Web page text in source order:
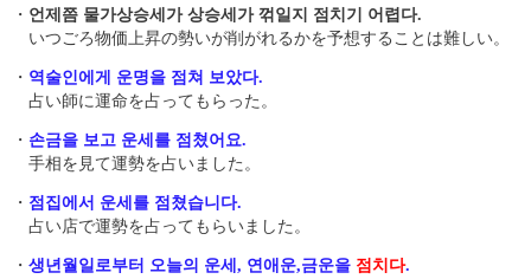
・ 언제쯤 물가상승세가 상승세가 꺾일지 점치기 어렵다.
いつごろ物価上昇の勢いが削がれるかを予想することは難しい。
・ 역술인에게 운명을 점쳐 보았다.
占い師に運命を占ってもらった。
・ 손금을 보고 운세를 점쳤어요.
手相を見て運勢を占いました。
・ 점집에서 운세를 점쳤습니다.
占い店で運勢を占ってもらいました。
・ 생년월일로부터 오늘의 운세, 연애운,금운을 점치다.